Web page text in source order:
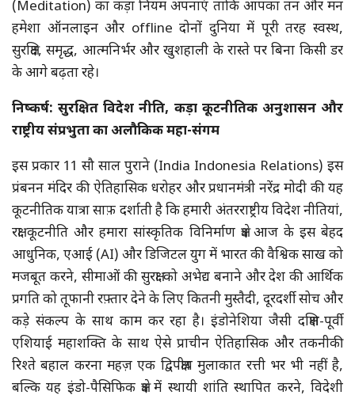
(Meditation) का कड़ा नियम अपनाएं ताकि आपका तन और मन
हमेशा ऑनलाइन और offline दोनों दुनिया में पूरी तरह स्वस्थ,
सुरक्षित, समृद्ध, आत्मनिर्भर और खुशहाली के रास्ते पर बिना किसी डर
के आगे बढ़ता रहे।
निष्कर्ष: सुरक्षित विदेश नीति, कड़ा कूटनीतिक अनुशासन और
राष्ट्रीय संप्रभुता का अलौकिक महा-संगम
इस प्रकार 11 सौ साल पुराने (India Indonesia Relations) इस
प्रंबनन मंदिर की ऐतिहासिक धरोहर और प्रधानमंत्री नरेंद्र मोदी की यह
कूटनीतिक यात्रा साफ़ दर्शाती है कि हमारी अंतरराष्ट्रीय विदेश नीतियां,
रक्षा कूटनीति और हमारा सांस्कृतिक विनिर्माण क्षेत्र आज के इस बेहद
आधुनिक, एआई (AI) और डिजिटल युग में भारत की वैश्विक साख को
मजबूत करने, सीमाओं की सुरक्षा को अभेद्य बनाने और देश की आर्थिक
प्रगति को तूफानी रफ़्तार देने के लिए कितनी मुस्तैदी, दूरदर्शी सोच और
कड़े संकल्प के साथ काम कर रहा है। इंडोनेशिया जैसी दक्षिण-पूर्वी
एशियाई महाशक्ति के साथ ऐसे प्राचीन ऐतिहासिक और तकनीकी
रिश्ते बहाल करना महज़ एक द्विपक्षीय मुलाकात रत्ती भर भी नहीं है,
बल्कि यह इंडो-पैसिफिक क्षेत्र में स्थायी शांति स्थापित करने, विदेशी